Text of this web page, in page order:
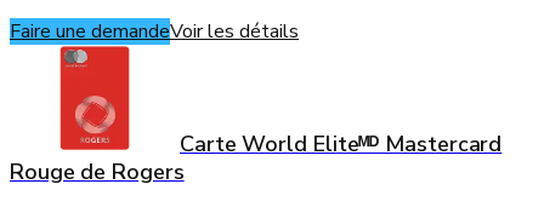
Faire une demandeVoir les détails
Carte World Eliteᴹᴰ Mastercard
Rouge de Rogers